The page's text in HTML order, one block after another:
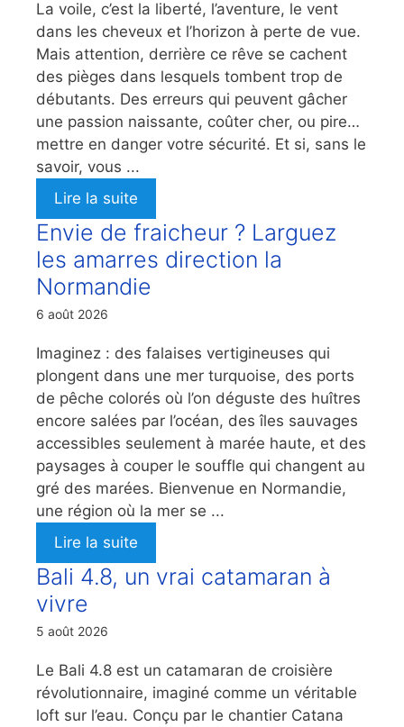
La voile, c’est la liberté, l’aventure, le vent
dans les cheveux et l’horizon à perte de vue.
Mais attention, derrière ce rêve se cachent
des pièges dans lesquels tombent trop de
débutants. Des erreurs qui peuvent gâcher
une passion naissante, coûter cher, ou pire…
mettre en danger votre sécurité. Et si, sans le
savoir, vous ...
Lire la suite
Envie de fraicheur ? Larguez
les amarres direction la
Normandie
6 août 2026
Imaginez : des falaises vertigineuses qui
plongent dans une mer turquoise, des ports
de pêche colorés où l’on déguste des huîtres
encore salées par l’océan, des îles sauvages
accessibles seulement à marée haute, et des
paysages à couper le souffle qui changent au
gré des marées. Bienvenue en Normandie,
une région où la mer se ...
Lire la suite
Bali 4.8, un vrai catamaran à
vivre
5 août 2026
Le Bali 4.8 est un catamaran de croisière
révolutionnaire, imaginé comme un véritable
loft sur l’eau. Conçu par le chantier Catana